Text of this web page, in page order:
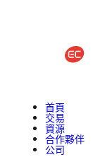
首頁
交易
資源
合作夥伴
公司